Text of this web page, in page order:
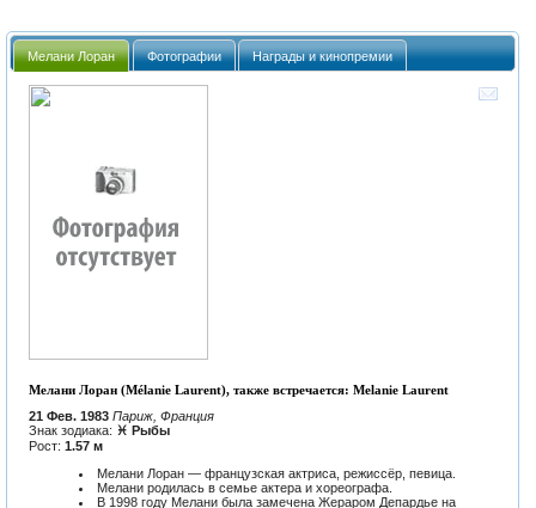
Мелани Лоран Фотографии Награды и кинопремии
Мелани Лоран (Mélanie Laurent), также встречается: Melanie Laurent
21 Фев. 1983 Париж, Франция
Знак зодиака: ♓ Рыбы
Рост: 1.57 м
Мелани Лоран — французская актриса, режиссёр, певица.
Мелани родилась в семье актера и хореографа.
В 1998 году Мелани была замечена Жераром Депардье на